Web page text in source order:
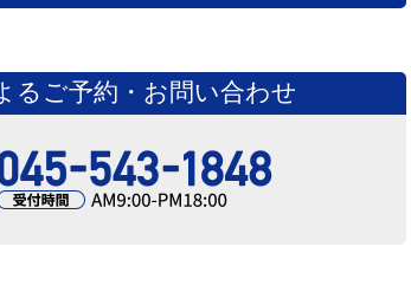
るご予約・お問い合わせ